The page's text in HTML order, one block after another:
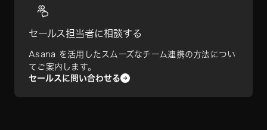
セールス担当者に相談する
Asana を活用したスムーズなチーム連携の方法につい
てご案内します。
セールスに問い合わせる